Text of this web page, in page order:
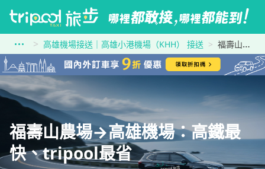
高雄機場接送｜高雄小港機場（KHH） 接送 福壽山農場到高雄機場
福壽山農場→高雄機場：高鐵最
快、tripool最省